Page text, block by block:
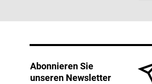
Service
Abonnieren Sie
unseren Newsletter